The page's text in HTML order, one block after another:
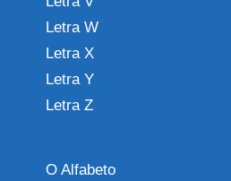
Letra W
Letra X
Letra Y
Letra Z
O Alfabeto